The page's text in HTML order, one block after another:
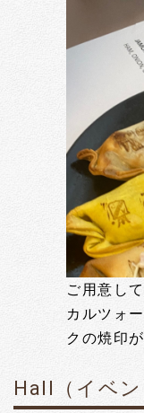
ご用意し
カルツォ
クの焼印が
Hall（イベン